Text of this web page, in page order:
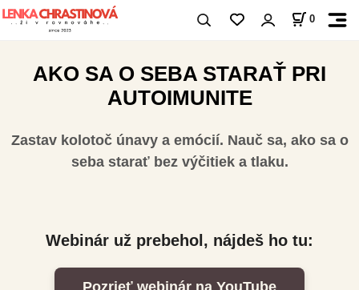
0
AKO SA O SEBA STARAŤ PRI
AUTOIMUNITE
Zastav kolotoč únavy a emócií. Nauč sa, ako sa o
seba starať bez výčitiek a tlaku.
Webinár už prebehol, nájdeš ho tu:
Pozrieť webinár na YouTube